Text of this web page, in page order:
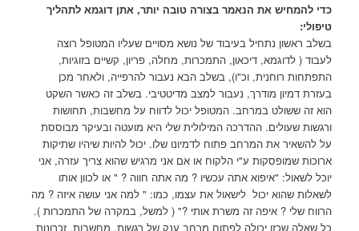
כדי להמחיש את הנאמר בצורה טובה יותר, אתן דוגמאלתהליך
טיפולי:
בשלב ראשון נתחיל בעיבוד של נושא מסויים שעליו המטופל רוצה
לעבוד ( לדוגמא, דיכאון, התמכרות, מחלה, פריון, קשיים בזוגיות,
התפתחות רוחנית, וכ"ו), בשלב הבא נעבור להרפייה, ולאחר מכן
בעזרת דמיון מודרך, נעבור למצב מדיטטיבי. בשלב זה כאשר השקט
הוא זה ששולט במרחב. המטופל יכול לדווח על מחשבות, תחושות
ורגשות שעולים. ההדרכה המילולית שלי היא מועטה ובעיקר מבוססת
על להשאיר את המרחב פתוח לדמיונו שלו. יכול להיות שיהיו שתיקות
ארוכות שמופסקות ע"י הלקוח או אם אני מרגיש שהוא צריך עזרה, אני
יוכל לשאול: "איפוא אתה עכשיו ? מה אתה חווה ? " או לכוון אותו
לשאלות שהוא יכול לישאול את עצמו, כמו: " למה אני עושה איזה ? מה
הרווח שלי ? איפה זה משרת אותי ?" ( למשל, במקרה של התמכרות ).
כל שאלה שכזו יכולה לפתוח מרחב ענק של רגשות, מחשבות, זכרונות